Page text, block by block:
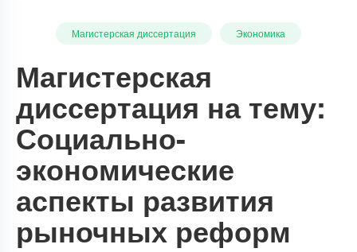
Магистерская диссертация Экономика
Магистерская
диссертация на тему:
Социально-
экономические
аспекты развития
рыночных реформ